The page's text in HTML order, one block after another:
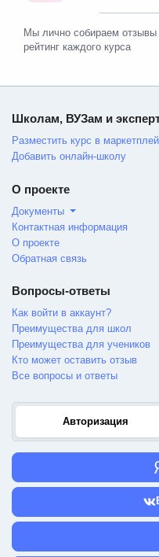
Мы лично собираем
рейтинг каждого курса
Школам, ВУЗам и
Разместить курс в
Добавить онлайн-школу
О проекте
Документы
Контактная информация
О проекте
Обратная связь
Вопросы-ответы
Как войти в аккаунт?
Преимущества для школ
Преимущества для учеников
Кто может оставить отзыв
Все вопросы и ответы
Авторизация